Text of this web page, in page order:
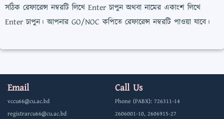
সঠিক রেফারেন্স নম্বরটি লিখে Enter চাপুন অথবা নামের একাংশ লিখে
Enter চাপুন। আপনার GO/NOC কপিতে রেফারেন্স নম্বরটি পাওয়া যাবে।
Email
vccu66@cu.ac.bd
registrarcu66@cu.ac.bd
Call Us
Phone (PABX): 726311-14
2606001-10, 2606915-27